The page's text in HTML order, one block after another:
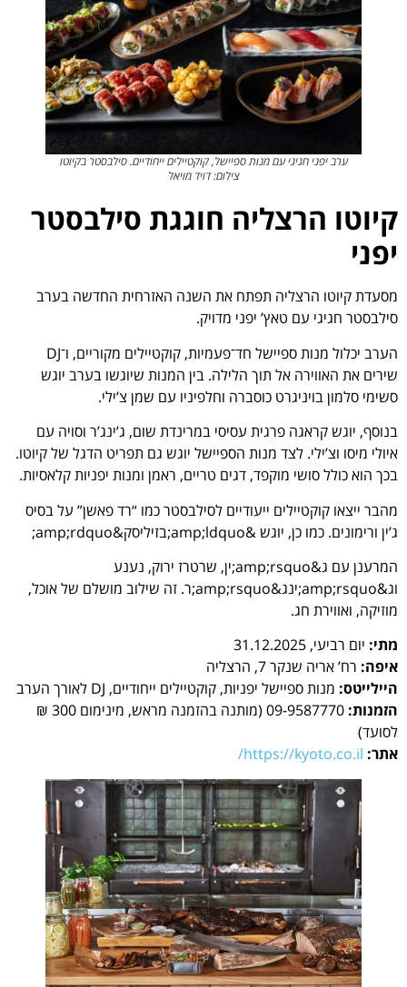
ערב יפני חגיגי עם מנות ספיישל, קוקטיילים ייחודיים. סילבסטר בקיוטו
צילום: דויד מויאל
קיוטו הרצליה חוגגת סילבסטר
יפני
מסעדת קיוטו הרצליה תפתח את השנה האזרחית החדשה בערב
סילבסטר חגיגי עם טאץ’ יפני מדויק.
הערב יכלול מנות ספיישל חד־פעמיות, קוקטיילים מקוריים, ו־DJ
שירים את האווירה אל תוך הלילה. בין המנות שיוגשו בערב יוגש
סשימי סלמון בויניגרט כוסברה וחלפיניו עם שמן צ’ילי.
בנוסף, יוגש קראגה פרגית עסיסי במרינדת שום, ג’ינג’ר וסויה עם
איולי מיסו וצ’ילי. לצד מנות הספיישל יוגש גם תפריט הדגל של קיוטו.
בכך הוא כולל סושי מוקפד, דגים טריים, ראמן ומנות יפניות קלאסיות.
מהבר ייצאו קוקטיילים ייעודיים לסילבסטר כמו “רד פאשן” על בסיס
ג’ין ורימונים. כמו כן, יוגש &amp;ldquo;בזיליסק&amp;rdquo;
המרענן עם ג&amp;rsquo;ין, שרטרז ירוק, נענע
וג&amp;rsquo;ינג&amp;rsquo;ר. זה שילוב מושלם של אוכל,
מוזיקה, ואווירת חג.
מתי: יום רביעי, 31.12.2025
איפה: רח’ אריה שנקר 7, הרצליה
היילייטס: מנות ספיישל יפניות, קוקטיילים ייחודיים, DJ לאורך הערב
הזמנות:
09-9587770 (מותנה בהזמנה מראש, מינימום 300 ₪
לסועד)
אתר: https://kyoto.co.il/